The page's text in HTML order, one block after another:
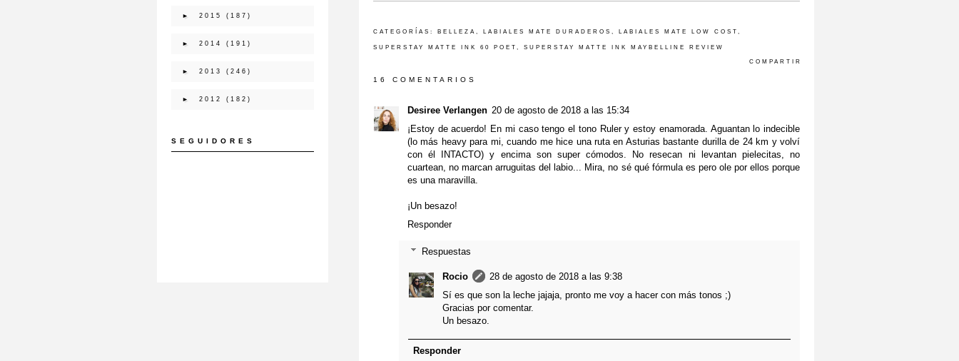
CATEGORÍAS: BELLEZA LABIALES MATE DURADEROS LABIALES MATE LOW COST
SUPERSTAY MATTE INK 60 POET SUPERSTAY MATTE INK MAYBELLINE REVIEW
COMPARTIR
16 COMENTARIOS
Desiree Verlangen 20 de agosto de 2018 a las 15:34
¡Estoy de acuerdo! En mi caso tengo el tono Ruler y estoy enamorada. Aguantan lo indecible
(lo más heavy para mi, cuando me hice una ruta en Asturias bastante durilla de 24 km y volví
con él INTACTO) y encima son super cómodos. No resecan ni levantan pielecitas, no
cuartean, no marcan arruguitas del labio... Mira, no sé qué fórmula es pero ole por ellos porque
es una maravilla.
¡Un besazo!
Responder
Respuestas
Rocio
28 de agosto de 2018 a las 9:38
Sí es que son la leche jajaja, pronto me voy a hacer con más tonos ;)
Gracias por comentar.
Un besazo.
Responder
► 2015 (187)
► 2014 (191)
► 2013 (246)
► 2012 (182)
SEGUIDORES